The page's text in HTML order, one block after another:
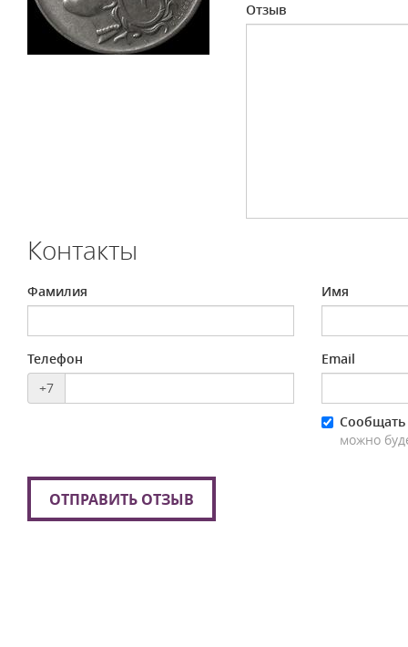
Отзыв
Контакты
Фамилия Имя
Телефон
+7
Email
Сообщать
можно
ОТПРАВИТЬ ОТЗЫВ